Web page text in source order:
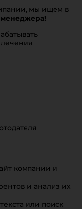
мы ищем в
менеджера!
компании и
и анализ их
или поиск